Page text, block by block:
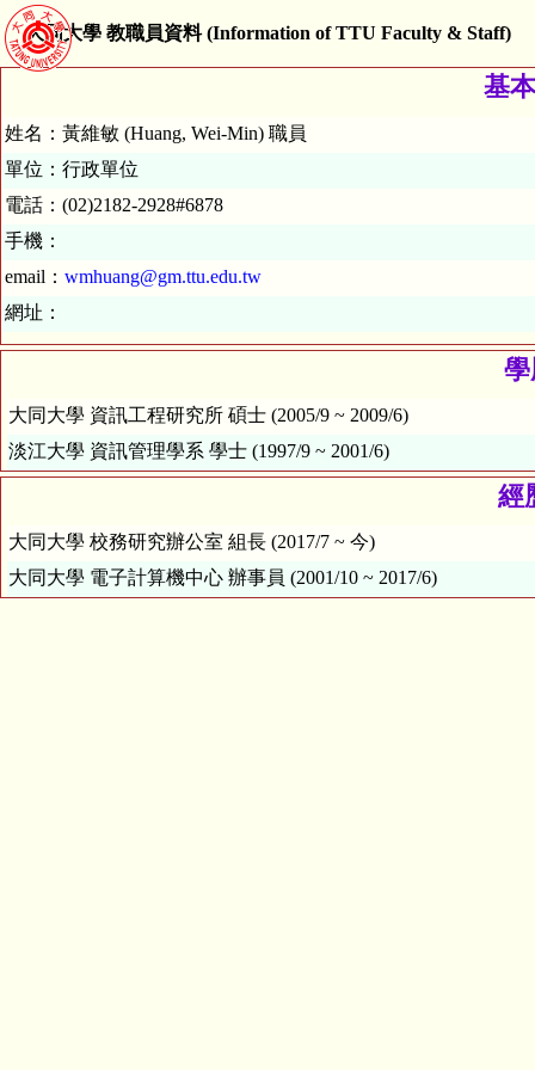
大同大學 教職員資料 (Information of TTU Faculty & Staff)
基
姓名：黃維敏 (Huang, Wei-Min) 職員
單位：行政單位
電話：(02)2182-2928#6878
手機：
email： wmhuang@gm.ttu.edu.tw
網址：
學
大同大學 資訊工程研究所 碩士 (2005/9 ~ 2009/6)
淡江大學 資訊管理學系 學士 (1997/9 ~ 2001/6)
經
大同大學 校務研究辦公室 組長 (2017/7 ~ 今)
大同大學 電子計算機中心 辦事員 (2001/10 ~ 2017/6)